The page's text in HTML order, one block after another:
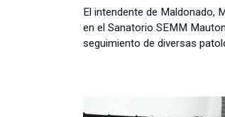
El intendente de Maldonado,
en el Sanatorio SEMM
seguimiento de diversas